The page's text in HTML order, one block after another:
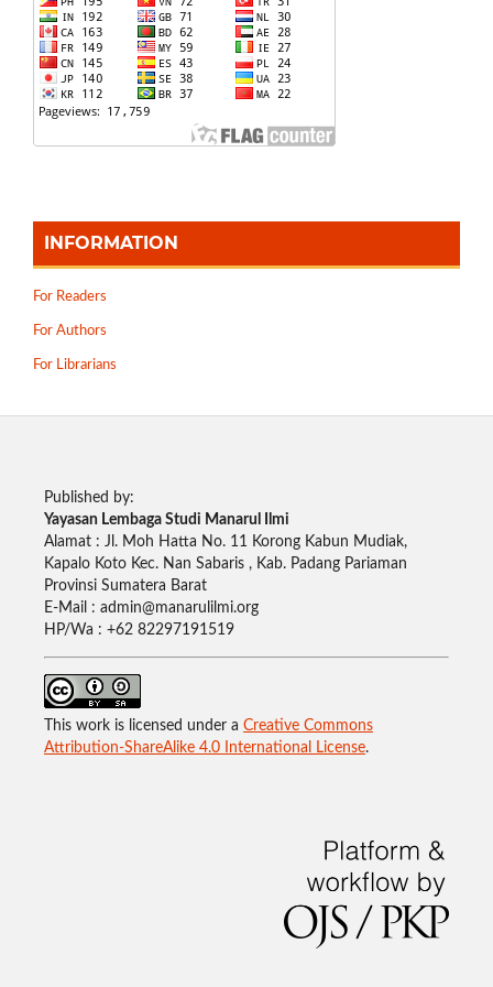
INFORMATION
For Readers
For Authors
For Librarians
Published by:
Yayasan Lembaga Studi Manarul Ilmi
Alamat : Jl. Moh Hatta No. 11 Korong Kabun Mudiak,
Kapalo Koto Kec. Nan Sabaris , Kab. Padang Pariaman
Provinsi Sumatera Barat
E-Mail : admin@manarulilmi.org
HP/Wa : +62 82297191519
This work is licensed under a Creative Commons
Attribution-ShareAlike 4.0 International License.